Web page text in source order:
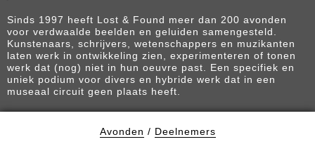
Sinds 1997 heeft Lost & Found meer dan 200 avonden
voor verdwaalde beelden en geluiden samengesteld.
Kunstenaars, schrijvers, wetenschappers en muzikanten
laten werk in ontwikkeling zien, experimenteren of tonen
werk dat (nog) niet in hun oeuvre past. Een specifiek en
uniek podium voor divers en hybride werk dat in een
museaal circuit geen plaats heeft.
Avonden / Deelnemers